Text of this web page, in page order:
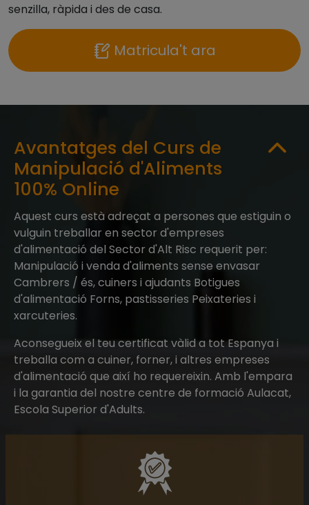
senzilla, ràpida i des de casa.
Matricula't ara
Avantatges del Curs de
Manipulació d'Aliments
100% Online
Aquest curs està adreçat a persones que estiguin o
vulguin treballar en sector d'empreses
d'alimentació del Sector d'Alt Risc requerit per:
Manipulació i venda d'aliments sense envasar
Cambrers / és, cuiners i ajudants Botigues
d'alimentació Forns, pastisseries Peixateries i
xarcuteries.
Aconsegueix el teu certificat vàlid a tot Espanya i
treballa com a cuiner, forner, i altres empreses
d'alimentació que així ho requereixin. Amb l'empara
i la garantia del nostre centre de formació Aulacat,
Escola Superior d'Adults.